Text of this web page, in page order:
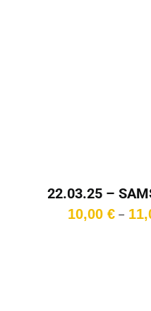
22.03.25 –
16:00
10,00 € –